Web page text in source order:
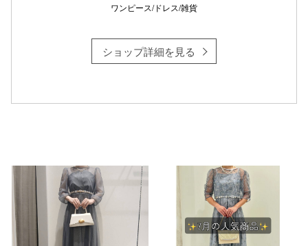
ワンピース/ドレス/雑貨
ショップ詳細を見る